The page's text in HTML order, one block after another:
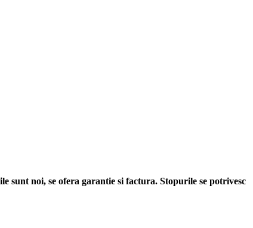
noi, se ofera garantie si factura. Stopurile se potrivesc